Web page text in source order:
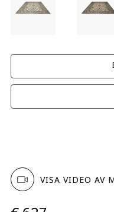
VISA VIDEO AV